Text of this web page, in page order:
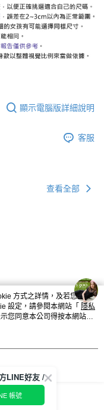
顯示電腦版詳細說明
客服
查看全部
方式之詳情，及若您不希
設定，請參閱本網站「 隱私
您同意本公司得按本網站使
LINE好友 /
帳號